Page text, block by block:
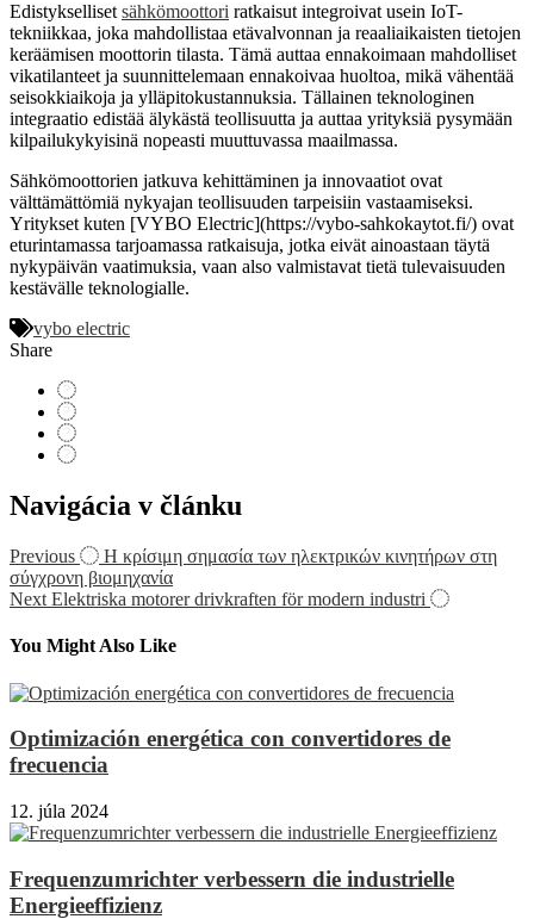
Edistykselliset sähkömoottori ratkaisut integroivat usein IoT-
tekniikkaa, joka mahdollistaa etävalvonnan ja reaaliaikaisten tietojen
keräämisen moottorin tilasta. Tämä auttaa ennakoimaan mahdolliset
vikatilanteet ja suunnittelemaan ennakoivaa huoltoa, mikä vähentää
seisokkiaikoja ja ylläpitokustannuksia. Tällainen teknologinen
integraatio edistää älykästä teollisuutta ja auttaa yrityksiä pysymään
kilpailukykyisinä nopeasti muuttuvassa maailmassa.
Sähkömoottorien jatkuva kehittäminen ja innovaatiot ovat
välttämättömiä nykyajan teollisuuden tarpeisiin vastaamiseksi.
Yritykset kuten [VYBO Electric](https://vybo-sahkokaytot.fi/) ovat
eturintamassa tarjoamassa ratkaisuja, jotka eivät ainoastaan täytä
nykypäivän vaatimuksia, vaan also valmistavat tietä tulevaisuuden
kestävälle teknologialle.
vybo electric
Share
Navigácia v článku
Previous
Η κρίσιμη σημασία των ηλεκτρικών κινητήρων στη
σύγχρονη βιομηχανία
Next Elektriska motorer drivkraften för modern industri
You Might Also Like
Optimización energética con convertidores de
frecuencia
12. júla 2024
Frequenzumrichter verbessern die industrielle
Energieeffizienz